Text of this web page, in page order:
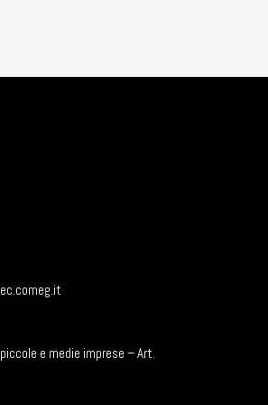
e medie imprese – Art.